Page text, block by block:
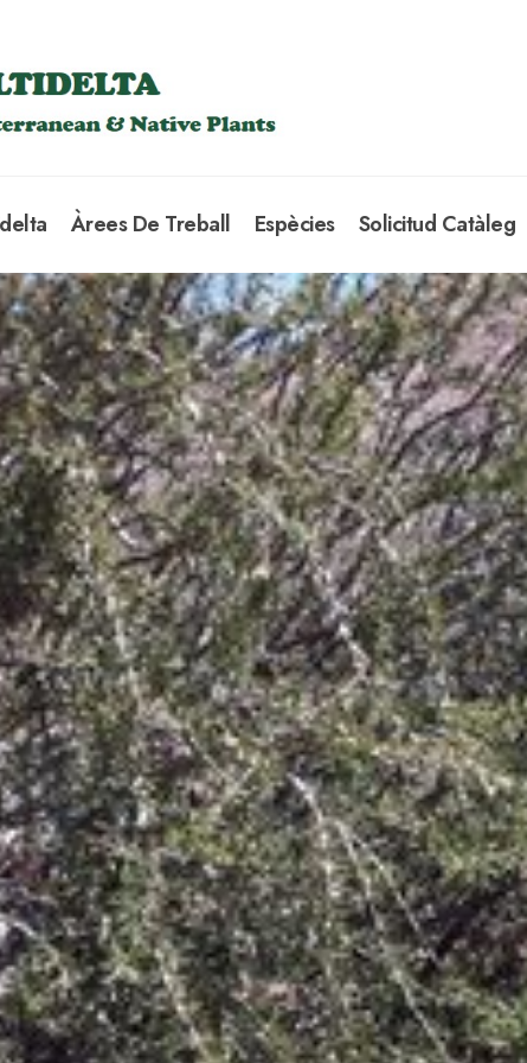
Àrees De Treball Espècies Solicitud Catàleg